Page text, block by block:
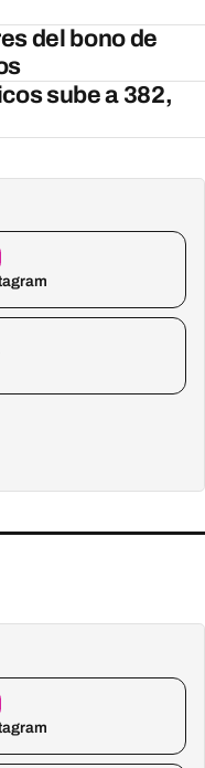
del bono de
sube a 382,